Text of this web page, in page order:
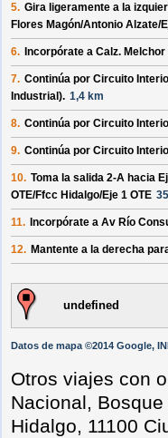
5. Gira ligeramente a la
Flores Magón/Antonio Alzate/
6. Incorpórate a Calz.
7. Continúa por Circuito
Industrial). 1,4 km
8. Continúa por Circuito
9. Continúa por Circuito
10. Toma la salida 2-A hacia
OTE/Ffcc Hidalgo/Eje 1 OTE
11. Incorpórate a Av Río
12. Mantente a la derecha
undefined
Datos de mapa ©2014 Google,
Otros viajes con
Nacional,
Hidalgo, 11100